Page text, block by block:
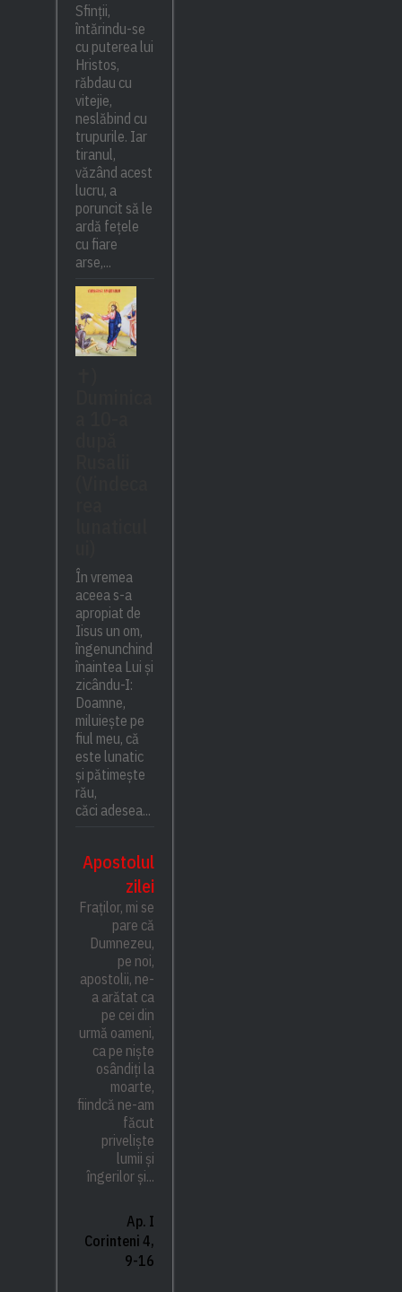
Sfinții,
întărindu-se
cu puterea lui
Hristos,
răbdau cu
vitejie,
neslăbind cu
trupurile. Iar
tiranul,
văzând acest
lucru, a
poruncit să le
ardă fețele
cu fiare
arse,...
În vremea
aceea s-a
apropiat de
Iisus un om,
îngenunchind
înaintea Lui și
zicându-I:
Doamne,
miluiește pe
fiul meu, că
este lunatic
și pătimește
rău,
căci adesea...
Apostolul
zilei
Fraților, mi se
pare că
Dumnezeu,
pe noi,
apostolii, ne-
a arătat ca
pe cei din
urmă oameni,
ca pe niște
osândiți la
moarte,
fiindcă ne-am
făcut
priveliște
lumii și
îngerilor și...
Ap. I
Corinteni 4,
9-16